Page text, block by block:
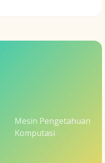
Mesin Pengetahuan
Komputasi